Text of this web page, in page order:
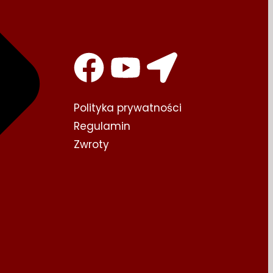
Polityka prywatności​
Regulamin
Zwroty